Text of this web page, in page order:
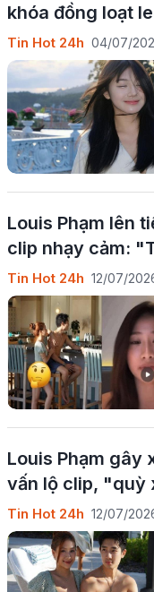
khóa đồng loạt
Tin Hot 24h 04/07/
Louis Phạm lên
clip nhạy cảm:
Tin Hot 24h 12/07/
Louis Phạm gây
vấn lộ clip, "quỳ
Tin Hot 24h 12/07/